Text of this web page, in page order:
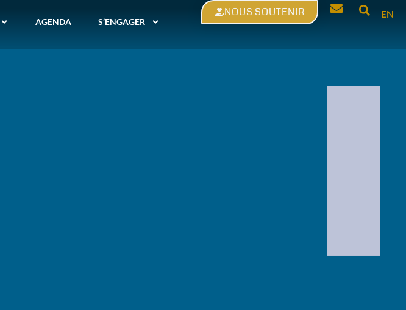
AGENDA S’ENGAGER
NOUS SOUTENIR EN